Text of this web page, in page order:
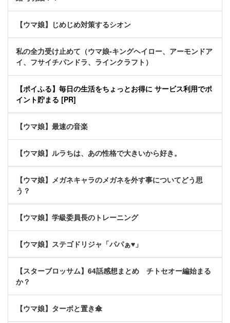
【ウマ娘】じめじめ対策するシオン
私の全力受け止めて（ウマ娘-キングヘイロー、アーモンドア
イ、フサイチパンドラ、ラインクラフト）
【ポイふる】毎日の生活をちょっとお得に サービス利用でポ
イント貯まる [PR]
【ウマ娘】最速の音楽
【ウマ娘】ルラちは、あの性格で大きいから好き。
【ウマ娘】メガネキャラのメガネを外す事についてどう思
う？
【ウマ娘】学級委員長のトレーニング
【ウマ娘】ステゴドリジャ「パパぁ♥」
【スターブロッサム】64話感想まとめ チトセオー編始まる
か？
【ウマ娘】ターボと置き傘